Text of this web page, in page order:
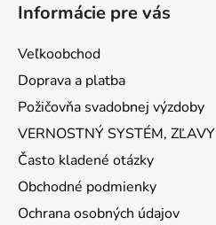
Informácie pre vás
Veľkoobchod
Doprava a platba
Požičovňa svadobnej výzdoby
VERNOSTNÝ SYSTÉM, ZĽAVY
Často kladené otázky
Obchodné podmienky
Ochrana osobných údajov